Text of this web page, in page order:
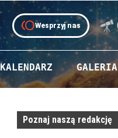
tollWesprzyj nas
KALENDARZ GALERIA
Poznaj naszą redakcję